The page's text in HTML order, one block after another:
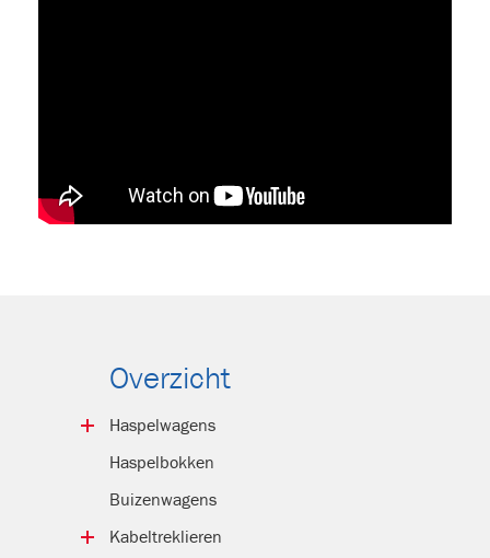
Overzicht
Haspelwagens
Snel­verkeer
Langzaam­verkeer
Haspelbokken
Buizenwagens
Kabeltrek­lieren